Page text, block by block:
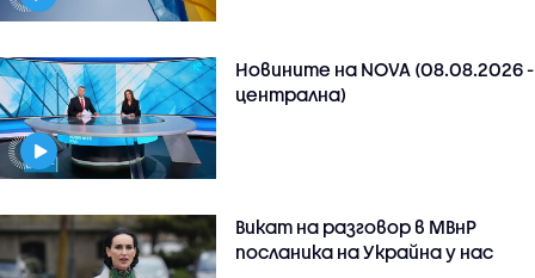
Новините на NOVA (08.08.2026 -
централна)
Викат на разговор в МВнР
посланика на Украйна у нас